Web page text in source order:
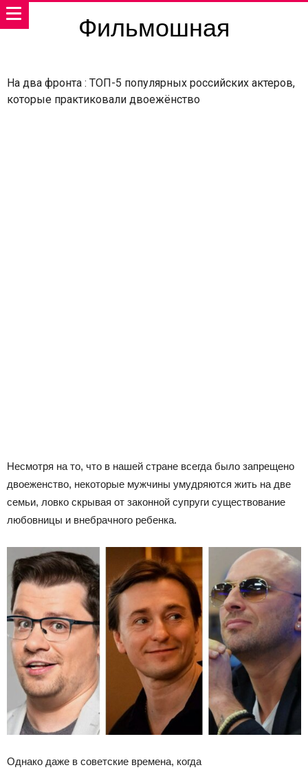
Фильмошная
На два фронта : ТОП-5 популярных российских актеров,
которые практиковали двоежёнство
Несмотря на то, что в нашей стране всегда было запрещено
двоеженство, некоторые мужчины умудряются жить на две
семьи, ловко скрывая от законной супруги существование
любовницы и внебрачного ребенка.
Однако даже в советские времена, когда